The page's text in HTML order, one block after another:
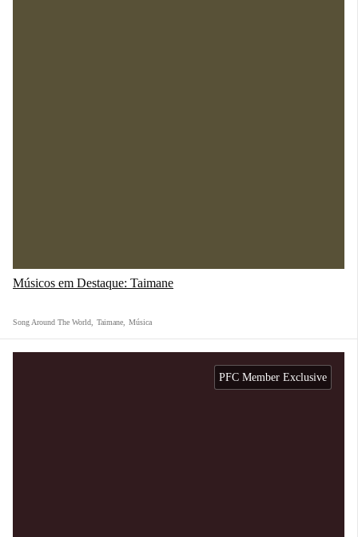
Músicos em Destaque: Taimane
Song Around The World Taimane Música
PFC Member Exclusive